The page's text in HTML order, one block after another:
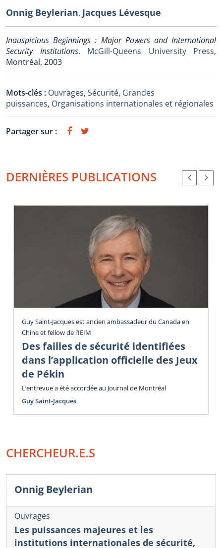
Onnig Beylerian, Jacques Lévesque
Inauspicious Beginnings : Major Powers and International
Security Institutions, McGill-Queens University Press,
Montréal, 2003
Mots-clés : Ouvrages, Sécurité, Grandes
puissances, Organisations internationales et régionales
Partager sur :
DERNIÈRES PUBLICATIONS
Guy Saint-Jacques est ancien ambassadeur du Canada en
Chine et fellow de l’IEIM
Des failles de sécurité identifiées
dans l’application officielle des Jeux
de Pékin
L’entrevue a été accordée au Journal de Montréal
Guy Saint-Jacques
CHERCHEUR.E.S
Onnig Beylerian
Ouvrages
Les puissances majeures et les
institutions internationales de sécurité,